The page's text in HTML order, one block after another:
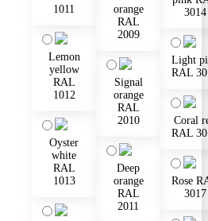
1011
Lemon
yellow
RAL
1012
Oyster
white
RAL
1013
orange
RAL
2009
Signal
orange
RAL
2010
Deep
orange
RAL
2011
3014
Light
RAL
Coral
RAL
Rose
3017